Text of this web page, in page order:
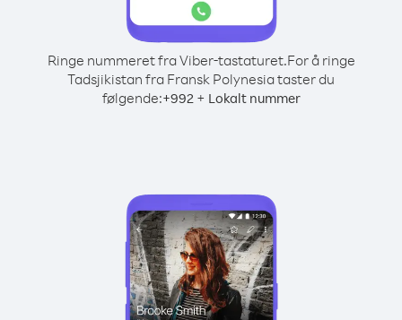
Ringe nummeret fra Viber-tastaturet.For å ringe
Tadsjikistan fra Fransk Polynesia taster du
følgende:+992+ Lokalt nummer